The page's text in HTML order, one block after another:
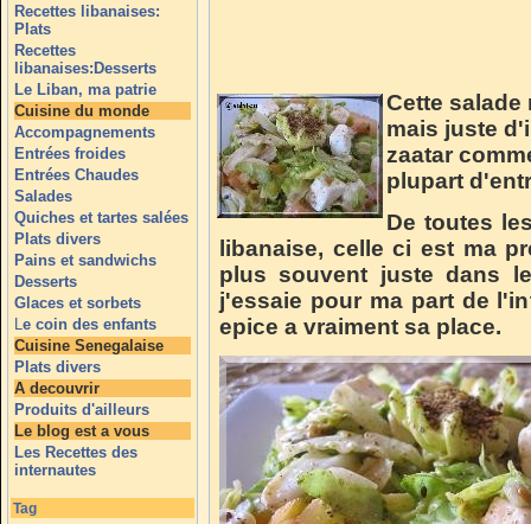
Recettes libanaises:
Plats
Recettes
libanaises:Desserts
Le Liban, ma patrie
Cuisine du monde
Accompagnements
Entrées froides
Entrées Chaudes
Salades
Quiches et tartes salées
Plats divers
Pains et sandwichs
Desserts
Glaces et sorbets
Le coin des enfants
Cuisine Senegalaise
Plats divers
A decouvrir
Produits d'ailleurs
Le blog est a vous
Les Recettes des
internautes
Tag
Cette
mais juste
zaatar
plupart
De toutes
libanaise, celle ci est ma
plus souvent juste dans
j'essaie pour ma part de
epice a vraiment sa place.